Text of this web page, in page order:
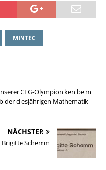
MINTEC
CFG-Olympioniken beim
der diesjährigen Mathematik-
NÄCHSTER
Schemm